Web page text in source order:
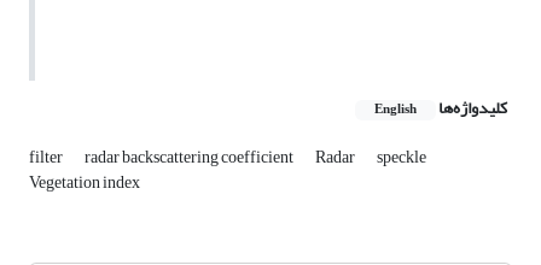
کلیدواژه‌ها English
filter radar backscattering coefficient Radar speckle
Vegetation index